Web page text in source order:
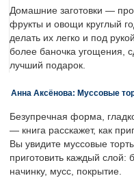
Домашние заготовки —
фрукты и овощи круглый
делать их легко и под
более баночка угощения,
лучший подарок.
Анна Аксёнова: Муссовые
Безупречная форма,
— книга расскажет, как
Вы увидите муссовые
приготовить каждый слой:
начинку, мусс, покрытие.